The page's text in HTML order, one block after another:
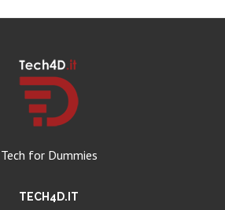
Tech for Dummies
TECH4D.IT